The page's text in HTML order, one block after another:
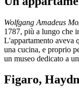
Wolfgang Amadeus
1787, più a lungo che
L'appartamento aveva
una cucina, e proprio
un museo dedicato a
Figaro,